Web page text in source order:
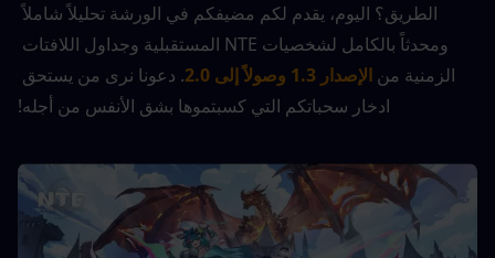
الطريق؟ اليوم، يقدم لكم مضيفكم في الورشة تحليلاً شاملاً
الزمنية من الإصدار 1.3 وصولاً إلى 2.0
ادخار سحباتكم التي كسبتموها بشق الأنفس من أجله!